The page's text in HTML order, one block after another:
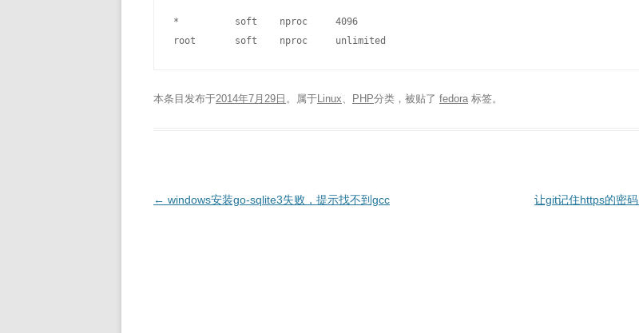
*          soft    nproc     4096
本条目发布于2014年7月29日 。属于Linux、 PHP分类，被贴了 fedora 标签。
文
← windows安装go-sqlite3失败，提示找不到gcc 让git记住https的密码